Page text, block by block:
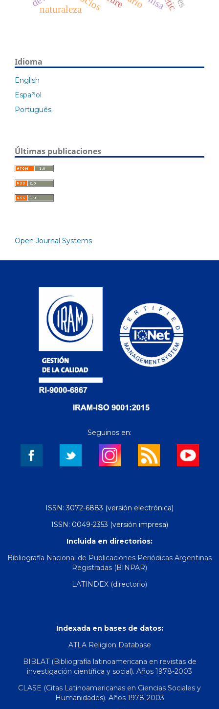
naturaleza
Idioma
English
Español
Português
Últimas publicaciones
Open Journal Systems
Seguinos en:
ISSN: 3072-6883 (versión electrónica)
ISSN: 0049-2353 (versión impresa)
Incluida en directorios:
Bibliografía Nacional de Publicaciones Periódicas Argentinas
Registradas (BINPAR)
LATINDEX (directorio)
Indexada en bases de datos:
ATLA Religion Database
BIBLAT (Bibliografía latinoamericana en revistas de
investigación científica y social). Años 1978-2003
CLASE (Citas Latinoamericanas en Ciencias Sociales y
Humanidades). Años 1978-2003